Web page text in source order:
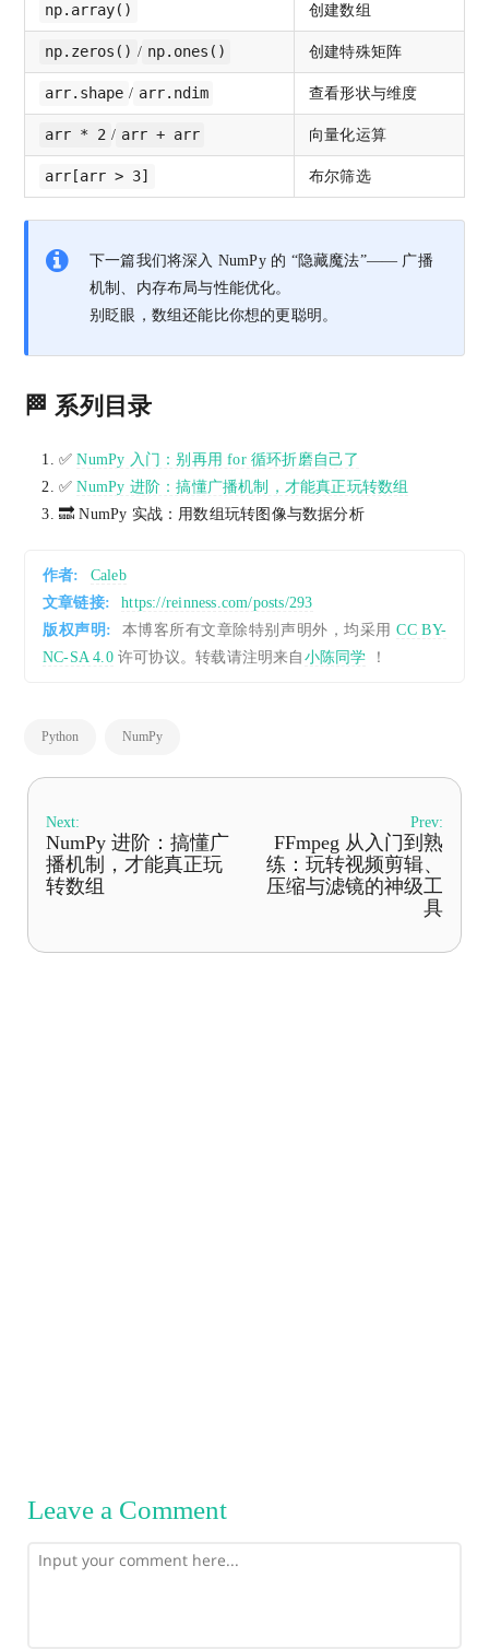
np.array() 创建数组
np.zeros() / np.ones() 创建特殊矩阵
arr.shape / arr.ndim 查看形状与维度
arr * 2 / arr + arr 向量化运算
arr[arr > 3] 布尔筛选
下一篇我们将深入 NumPy 的 “隐藏魔法”—— 广播
机制、内存布局与性能优化。
别眨眼，数组还能比你想的更聪明。
🏁 系列目录
✅NumPy 入门：别再用 for 循环折磨自己了
✅NumPy 进阶：搞懂广播机制，才能真正玩转数组
🔜 NumPy 实战：用数组玩转图像与数据分析
作者:
Caleb
文章链接:
https://reinness.com/posts/293
版权声明:
本博客所有文章除特别声明外，均采用CC BY-
NC-SA 4.0许可协议。转载请注明来自 小陈同学 ！
Python NumPy
Next:
NumPy 进阶：搞懂广
播机制，才能真正玩
转数组
Prev:
FFmpeg 从入门到熟
练：玩转视频剪辑、
压缩与滤镜的神级工
具
Leave a Comment